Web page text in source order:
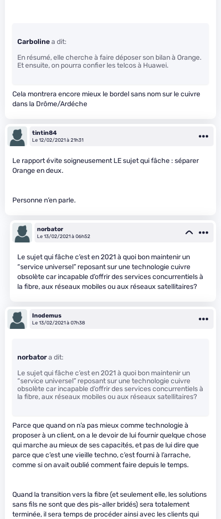
Carbolinea dit:
En résumé, elle cherche à faire déposer son bilan à Orange.
Et ensuite, on pourra confier les telcos à Huawei.
Cela montrera encore mieux le bordel sans nom sur le cuivre
dans la Drôme/Ardéche
tintin84
Le 12/02/2021 à 21h31
Le rapport évite soigneusement LE sujet qui fâche : séparer
Orange en deux.
Personne n’en parle.
norbator
Le 13/02/2021 à 06h52
Le sujet qui fâche c’est en 2021 à quoi bon maintenir un
“service universel” reposant sur une technologie cuivre
obsolète car incapable d’offrir des services concurrentiels à
la fibre, aux réseaux mobiles ou aux réseaux satellitaires?
Inodemus
Le 13/02/2021 à 07h38
norbatora dit:
Le sujet qui fâche c’est en 2021 à quoi bon maintenir un
“service universel” reposant sur une technologie cuivre
obsolète car incapable d’offrir des services concurrentiels à
la fibre, aux réseaux mobiles ou aux réseaux satellitaires?
Parce que quand on n’a pas mieux comme technologie à
proposer à un client, on a le devoir de lui fournir quelque chose
qui marche au mieux de ses capacités, et pas de lui dire que
parce que c’est une vieille techno, c’est fourni à l’arrache,
comme si on avait oublié comment faire depuis le temps.
Quand la transition vers la fibre (et seulement elle, les solutions
sans fils ne sont que des pis-aller bridés) sera totalement
terminée, il sera temps de procéder ainsi avec les clients qui